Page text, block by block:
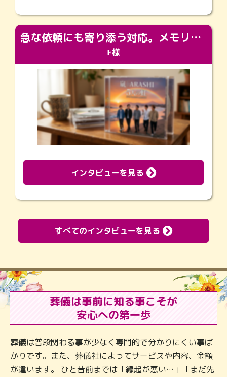
急な依頼にも寄り添う対応。メモリアルコーナーで振り返る大切な日々
F様
インタビューを見る
すべてのインタビューを見る
葬儀は事前に知る事こそが
安心への第一歩
葬儀は普段関わる事が少なく専門的で分かりにくい事ば
かりです。また、葬儀社によってサービスや内容、金額
が違います。 ひと昔前までは「縁起が悪い…」「まだ先